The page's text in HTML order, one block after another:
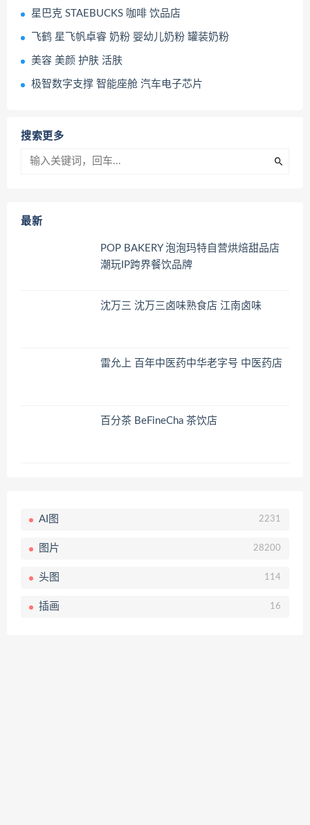
星巴克 STAEBUCKS 咖啡 饮品店
飞鹤 星飞帆卓睿 奶粉 婴幼儿奶粉 罐装奶粉
美容 美颜 护肤 活肤
极智数字支撑 智能座舱 汽车电子芯片
搜索更多
最新
POP BAKERY 泡泡玛特自营烘焙甜品店
潮玩IP跨界餐饮品牌
沈万三 沈万三卤味熟食店 江南卤味
雷允上 百年中医药中华老字号 中医药店
百分茶 BeFineCha 茶饮店
AI图 2231
图片 28200
头图 114
插画 16